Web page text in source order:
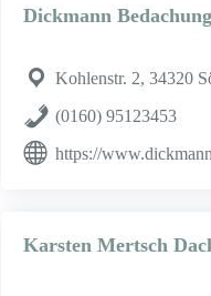
Dickmann
Kohlenstr. 2, 34320
(0160) 95123453
https://
Karsten Mertsch